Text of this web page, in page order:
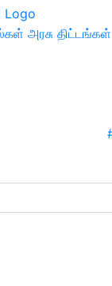
அரசு திட்டங்கள்